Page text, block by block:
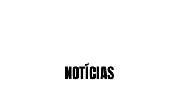
NOTÍCIAS